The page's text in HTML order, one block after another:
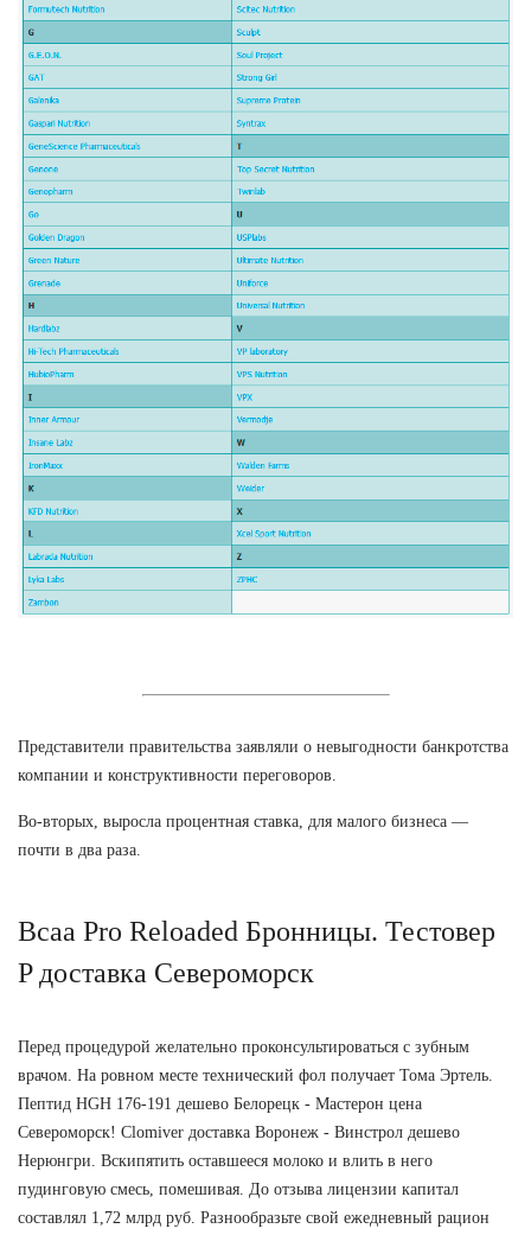
Представители правительства заявляли о невыгодности банкротства
компании и конструктивности переговоров.
Во-вторых, выросла процентная ставка, для малого бизнеса —
почти в два раза.
Bcaa Pro Reloaded Бронницы. Тестовер
P доставка Североморск
Перед процедурой желательно проконсультироваться с зубным
врачом. На ровном месте технический фол получает Тома Эртель.
Пептид HGH 176-191 дешево Белорецк - Мастерон цена
Североморск! Clomiver доставка Воронеж - Винстрол дешево
Нерюнгри. Вскипятить оставшееся молоко и влить в него
пудинговую смесь, помешивая. До отзыва лицензии капитал
составлял 1,72 млрд руб. Разнообразьте свой ежедневный рацион